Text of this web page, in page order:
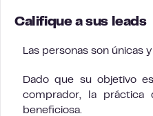
Califique a sus leads
Las personas son únicas
Dado que su objetivo
comprador, la práctica
beneficiosa.